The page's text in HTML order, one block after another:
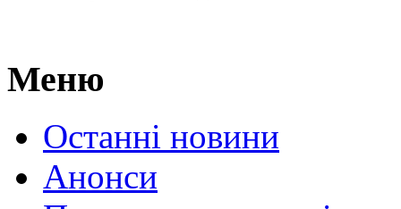
Меню
Останні новини
Анонси